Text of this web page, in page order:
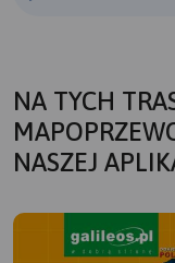
NA TYCH
NASZEJ